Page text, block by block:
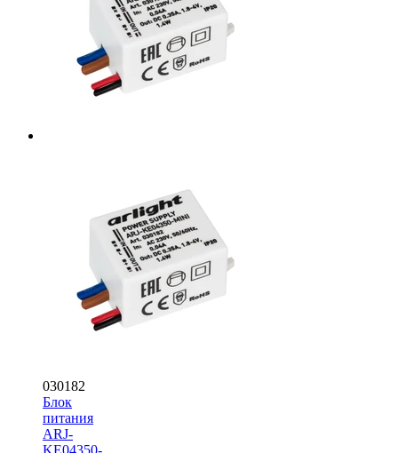
030182
Блок
питания
ARJ-